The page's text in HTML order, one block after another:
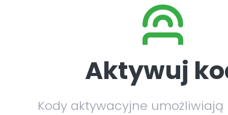
Aktywuj
Kody aktywacyjne umożliwiają